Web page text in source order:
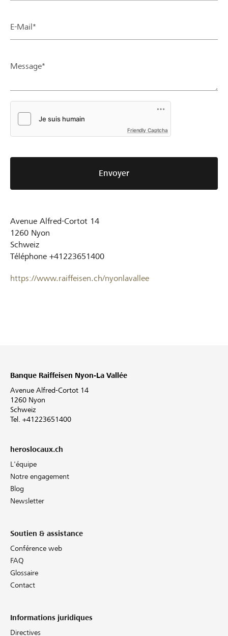
E-Mail*
Message*
Friendly Captcha
Envoyer
Avenue Alfred-Cortot 14
1260 Nyon
Schweiz
Téléphone +41223651400
https://www.raiffeisen.ch/nyonlavallee
Banque Raiffeisen Nyon-La Vallée
Avenue Alfred-Cortot 14
1260 Nyon
Schweiz
Tel. +41223651400
heroslocaux.ch
L'équipe
Notre engagement
Blog
Newsletter
Soutien & assistance
Conférence web
FAQ
Glossaire
Contact
Informations juridiques
Directives